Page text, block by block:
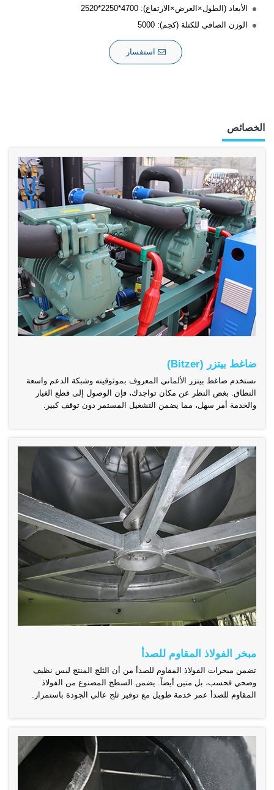
الأبعاد (الطول×العرض×الارتفاع): 4700*2250*2520
الوزن الصافي للكتلة (كجم): 5000
استفسار
الخصائص
ضاغط بيتزر (Bitzer)
نستخدم ضاغط بيتزر الألماني المعروف بموثوقيته وشبكة الدعم واسعة
النطاق. بغض النظر عن مكان تواجدك، فإن الوصول إلى قطع الغيار
والخدمة أمر سهل، مما يضمن التشغيل المستمر دون توقف كبير.
مبخر الفولاذ المقاوم للصدأ
تضمن مبخرات الفولاذ المقاوم للصدأ من أن الثلج المنتج ليس نظيف
وصحي فحسب، بل متين أيضاً. يضمن السطح المصنوع من الفولاذ
المقاوم للصدأ عمر خدمة طويل مع توفير ثلج عالي الجودة باستمرار.